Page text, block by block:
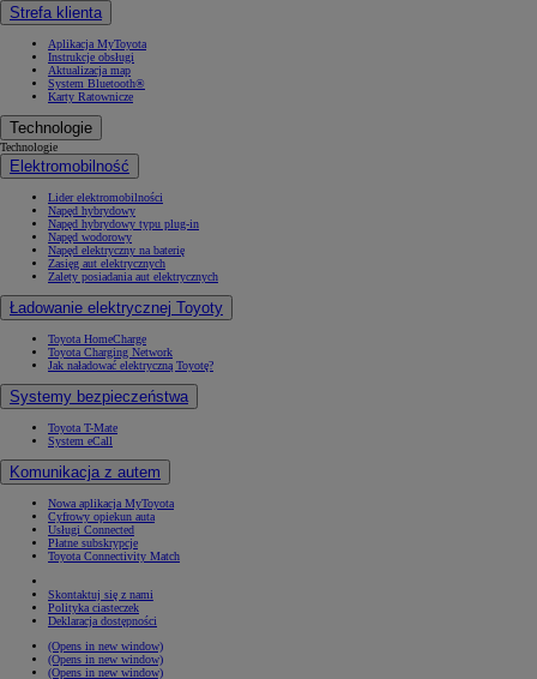
Strefa klienta
Aplikacja MyToyota
Instrukcje obsługi
Aktualizacja map
System Bluetooth®
Karty Ratownicze
Technologie
Technologie
Elektromobilność
Lider elektromobilności
Napęd hybrydowy
Napęd hybrydowy typu plug-in
Napęd wodorowy
Napęd elektryczny na baterię
Zasięg aut elektrycznych
Zalety posiadania aut elektrycznych
Ładowanie elektrycznej Toyoty
Toyota HomeCharge
Toyota Charging Network
Jak naładować elektryczną Toyotę?
Systemy bezpieczeństwa
Toyota T-Mate
System eCall
Komunikacja z autem
Nowa aplikacja MyToyota
Cyfrowy opiekun auta
Usługi Connected
Płatne subskrypcje
Toyota Connectivity Match
Skontaktuj się z nami
Polityka ciasteczek
Deklaracja dostępności
(Opens in new window)
(Opens in new window)
(Opens in new window)